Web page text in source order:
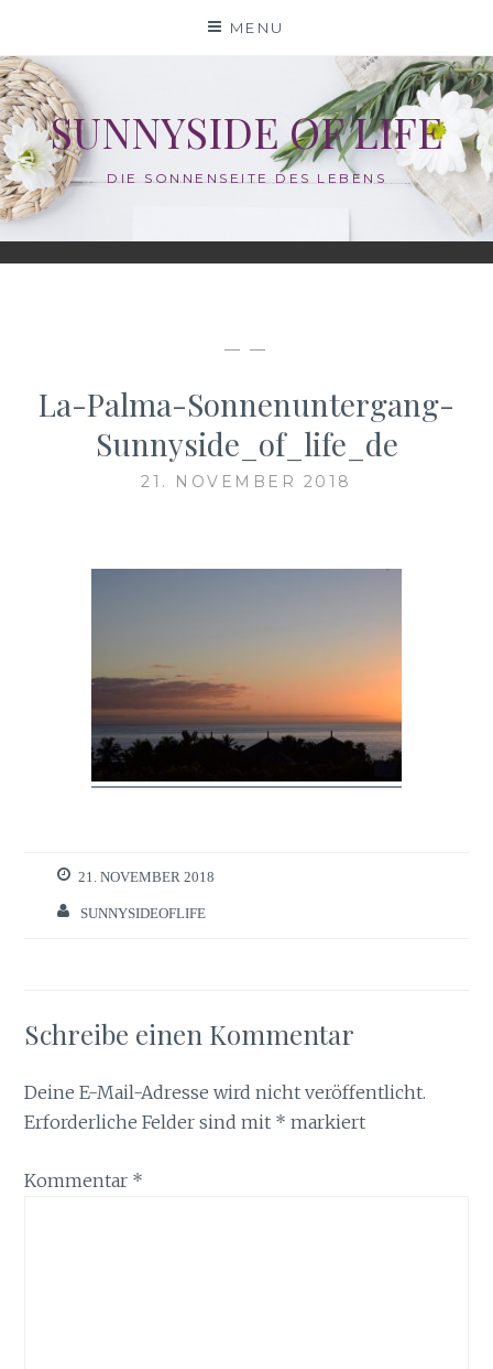
content
MENU
SUNNYSIDE OF LIFE
DIE SONNENSEITE DES LEBENS
— —
La-Palma-Sonnenuntergang-
Sunnyside_of_life_de
21. NOVEMBER 2018
21. NOVEMBER 2018
SUNNYSIDEOFLIFE
Schreibe einen Kommentar
Deine E-Mail-Adresse wird nicht veröffentlicht.
Erforderliche Felder sind mit * markiert
Kommentar *